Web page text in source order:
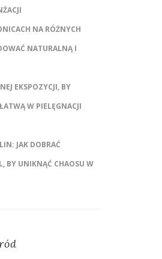
NA RÓŻNYCH
NATURALNĄ I
EKSPOZYCJI, BY
W PIELĘGNACJI
JAK DOBRAĆ
BY UNIKNĄĆ CHAOSU W